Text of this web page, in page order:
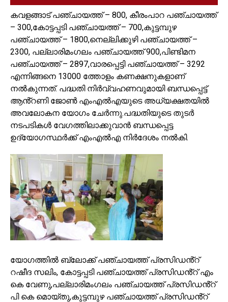
കവളങ്ങാട് പഞ്ചായത്ത് – 800, കീരംപാറ പഞ്ചായത്ത്
– 300,കോട്ടപ്പടി പഞ്ചായത്ത് – 700,കുട്ടമ്പുഴ
പഞ്ചായത്ത് – 1800,നെല്ലിക്കുഴി പഞ്ചായത്ത് –
2300, പല്ലാരിമംഗലം പഞ്ചായത്ത് 900,പിണ്ടിമന
പഞ്ചായത്ത് – 2897,വാരപ്പെട്ടി പഞ്ചായത്ത് – 3292
എന്നിങ്ങനെ 13000 ത്തോളം കണക്ഷനുകളാണ്
നൽകുന്നത്. പദ്ധതി നിർവ്വഹണവുമായി ബന്ധപ്പെട്ട്
ആൻ്റണി ജോൺ എംഎൽഎയുടെ അധ്യക്ഷതയിൽ
അവലോകന യോഗം ചേർന്നു.പദ്ധതിയുടെ തുടർ
നടപടികൾ വേഗത്തിലാക്കുവാൻ ബന്ധപ്പെട്ട
ഉദ്യോഗസ്ഥർക്ക് എംഎൽഎ നിർദേശം നൽകി.
യോഗത്തിൽ ബ്ലോക്ക് പഞ്ചായത്ത് പ്രസിഡൻ്റ്
റഷീദ സലിം, കോട്ടപ്പടി പഞ്ചായത്ത് പ്രസിഡൻ്റ് എം
കെ വേണു,പല്ലാരിമംഗലം പഞ്ചായത്ത് പ്രസിഡൻ്റ്
പി കെ മൊയ്തു,കുട്ടമ്പുഴ പഞ്ചായത്ത് പ്രസിഡൻ്റ്